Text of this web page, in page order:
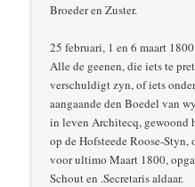
Broeder en Zuster.
25 februari, 1 en 6 maart
Alle de geenen, die iets te
verschuldigt zyn, of iets
aangaande den Boedel van
in leven Architecq, gewoond
op de Hofsteede Roose-
voor ultimo Maart 1800,
Schout en .Secretaris aldaar.